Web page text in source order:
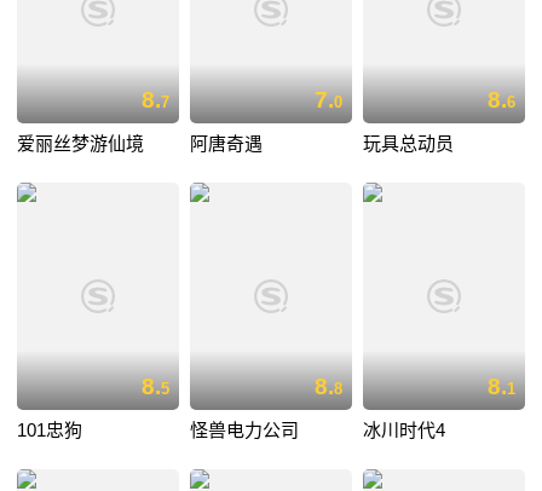
8.7
爱丽丝梦游仙境
7.0
阿唐奇遇
8.6
玩具总动员
8.5
101忠狗
8.8
怪兽电力公司
8.1
冰川时代4